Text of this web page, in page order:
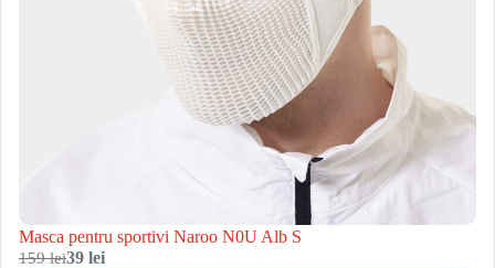
Masca pentru sportivi Naroo N0U Alb S
159 lei39 lei